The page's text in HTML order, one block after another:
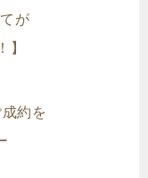
が
】
約を